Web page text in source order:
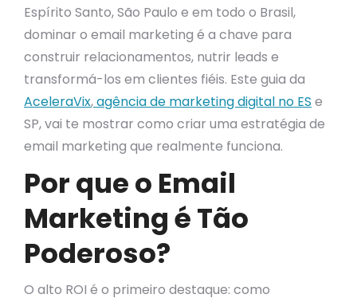
Espírito Santo, São Paulo e em todo o Brasil,
dominar o email marketing é a chave para
construir relacionamentos, nutrir leads e
transformá-los em clientes fiéis. Este guia da
AceleraVix,agência de marketing digital no ES e
SP, vai te mostrar como criar uma estratégia de
email marketing que realmente funciona.
Por que o Email
Marketing é Tão
Poderoso?
O alto ROI é o primeiro destaque: como